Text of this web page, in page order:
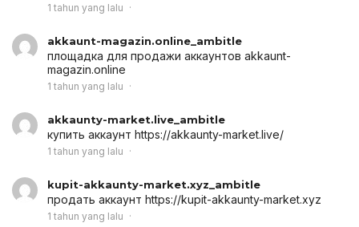
1 tahun yang lalu
akkaunt-magazin.online_ambitle
площадка для продажи аккаунтов akkaunt-
magazin.online
1 tahun yang lalu
akkaunty-market.live_ambitle
купить аккаунт https://akkaunty-market.live/
1 tahun yang lalu
kupit-akkaunty-market.xyz_ambitle
продать аккаунт https://kupit-akkaunty-market.xyz
1 tahun yang lalu